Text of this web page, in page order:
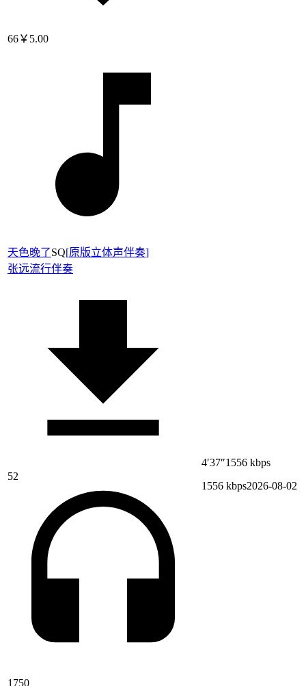
66￥5.00
天色晚了SQ[原版立体声伴奏]
张远流行伴奏
52
1750
4′37″1556 kbps
1556 kbps2026-08-02